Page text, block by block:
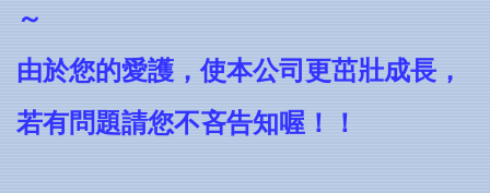
～
由於您的愛護，使本公司更茁壯成長，
若有問題請您不吝告知喔！！